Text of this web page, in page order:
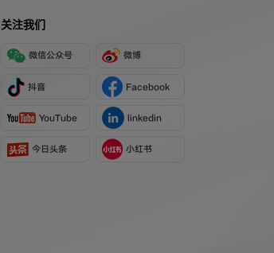
关注我们
微信公众号 微博
抖音 Facebook
YouTube linkedin
今日头条 小红书